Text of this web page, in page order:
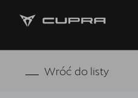
Wyprzedaż
Oferta dla
Wróć do listy